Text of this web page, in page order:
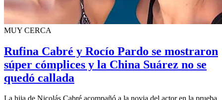
MUY CERCA
Rufina Cabré y Rocío Pardo se mostraron
súper cómplices y la China Suárez no se
quedó callada